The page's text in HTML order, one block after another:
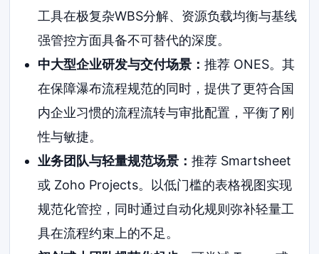
工具在极复杂WBS分解、资源负载均衡与基线
强管控方面具备不可替代的深度。
中大型企业研发与交付场景： 推荐 ONES。其
在保障瀑布流程规范的同时，提供了更符合国
内企业习惯的流程流转与审批配置，平衡了刚
性与敏捷。
业务团队与轻量规范场景： 推荐 Smartsheet
或 Zoho Projects。以低门槛的表格视图实现
规范化管控，同时通过自动化规则弥补轻量工
具在流程约束上的不足。